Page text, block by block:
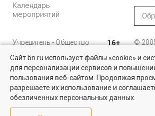
Календарь
мероприятий
Учредитель - Общество
ответственностью
"Управляющая
компания "Бюллетень
недвижимости"
16+
©
8 (812) 331-93-56
Сайт bn.ru использует файлы «cookie» и
для персонализации сервисов и
пользования веб-сайтом. Продолжая
разрешаете их использование и
обезличенных персональных данных.